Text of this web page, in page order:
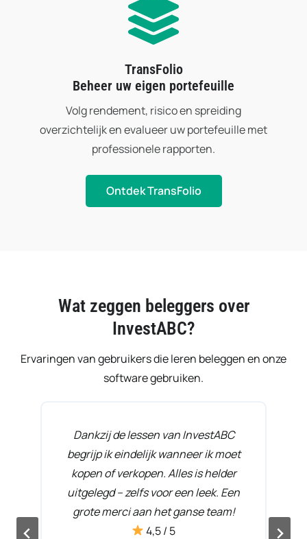
TransFolio
Beheer uw eigen portefeuille
Volg rendement, risico en spreiding
overzichtelijk en evalueer uw portefeuille met
professionele rapporten.
Ontdek TransFolio
Wat zeggen beleggers over
InvestABC?
Ervaringen van gebruikers die leren beleggen en onze
software gebruiken.
Dankzij de lessen van InvestABC
begrijp ik eindelijk wanneer ik moet
kopen of verkopen. Alles is helder
uitgelegd – zelfs voor een leek. Een
grote merci aan het ganse team!
4,5 / 5